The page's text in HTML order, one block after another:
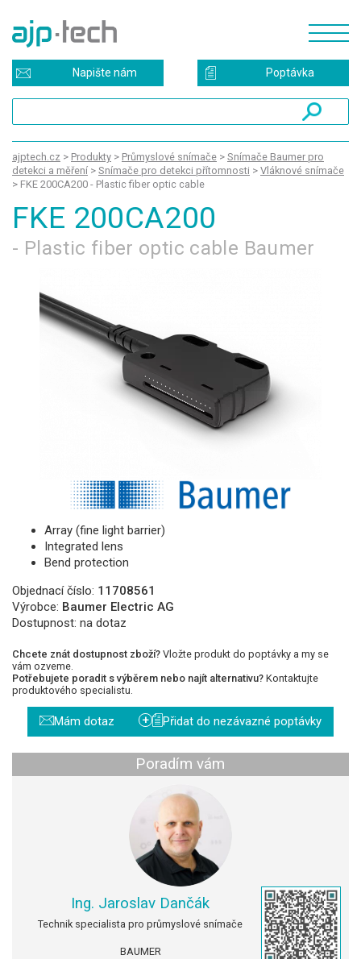
Poptávka
Napište nám
ajptech.cz > Produkty > Průmyslové snímače > Snímače Baumer pro
detekci a měření > Snímače pro detekci přítomnosti > Vláknové snímače
> FKE 200CA200 - Plastic fiber optic cable
FKE 200CA200
- Plastic fiber optic cable Baumer
Array (fine light barrier)
Integrated lens
Bend protection
Objednací číslo: 11708561
Výrobce: Baumer Electric AG
Dostupnost: na dotaz
Chcete znát dostupnost zboží? Vložte produkt do poptávky a my se
vám ozveme.
Potřebujete poradit s výběrem nebo najít alternativu? Kontaktujte
produktového specialistu.
Mám dotaz + Přidat do nezávazné poptávky
Poradím vám
Ing. Jaroslav Dančák
Technik specialista pro průmyslové snímače
BAUMER